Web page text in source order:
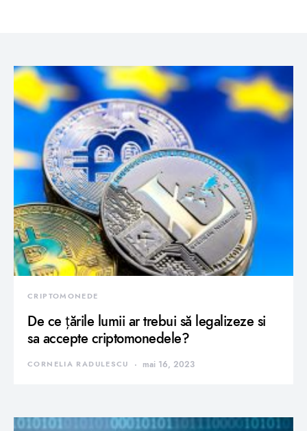
CRIPTOMONEDE
De ce țările lumii ar trebui să legalizeze si
sa accepte criptomonedele?
CORNELIA RADULESCU mai 16, 2023